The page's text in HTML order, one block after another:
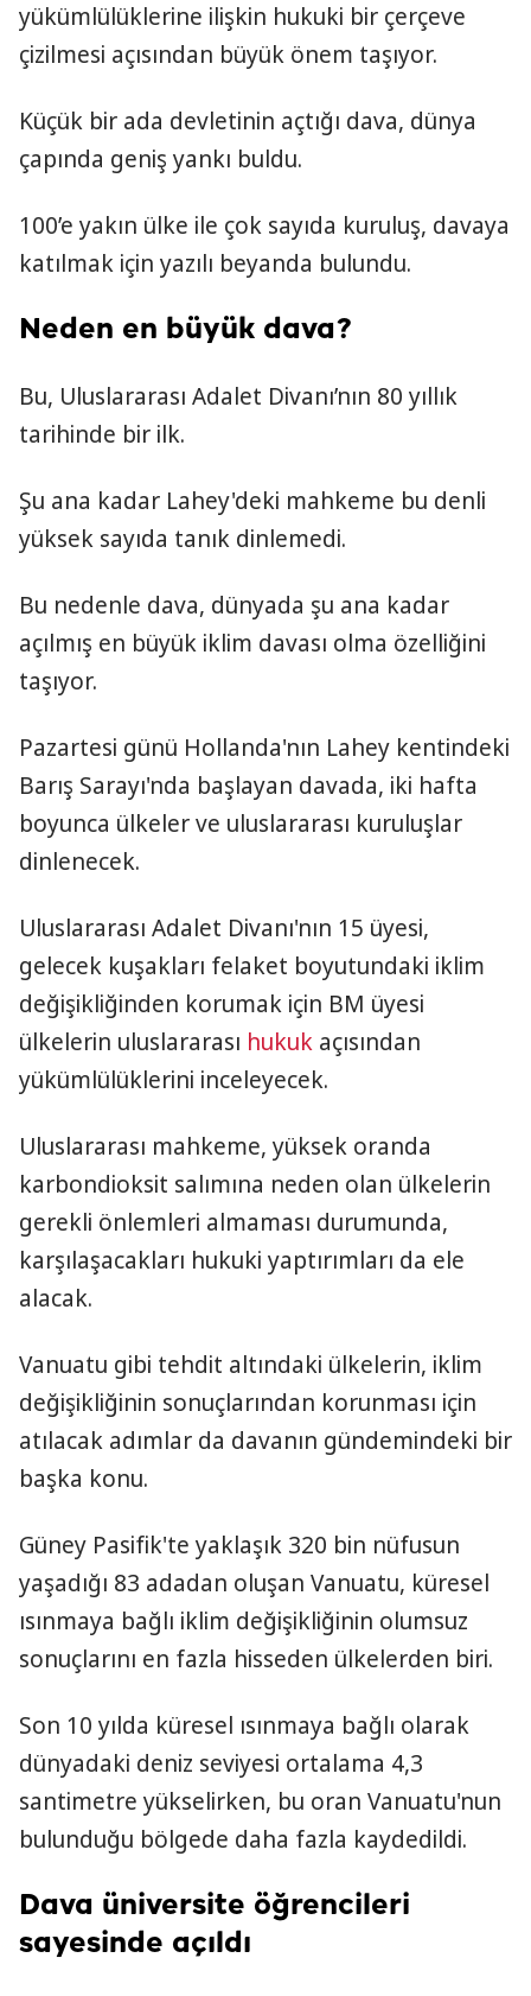
yükümlülüklerine ilişkin hukuki bir çerçeve
çizilmesi açısından büyük önem taşıyor.
Küçük bir ada devletinin açtığı dava, dünya
çapında geniş yankı buldu.
100’e yakın ülke ile çok sayıda kuruluş, davaya
katılmak için yazılı beyanda bulundu.
Neden en büyük dava?
Bu, Uluslararası Adalet Divanı’nın 80 yıllık
tarihinde bir ilk.
Şu ana kadar Lahey'deki mahkeme bu denli
yüksek sayıda tanık dinlemedi.
Bu nedenle dava, dünyada şu ana kadar
açılmış en büyük iklim davası olma özelliğini
taşıyor.
Pazartesi günü Hollanda'nın Lahey kentindeki
Barış Sarayı'nda başlayan davada, iki hafta
boyunca ülkeler ve uluslararası kuruluşlar
dinlenecek.
Uluslararası Adalet Divanı'nın 15 üyesi,
gelecek kuşakları felaket boyutundaki iklim
değişikliğinden korumak için BM üyesi
ülkelerin uluslararası hukuk açısından
yükümlülüklerini inceleyecek.
Uluslararası mahkeme, yüksek oranda
karbondioksit salımına neden olan ülkelerin
gerekli önlemleri almaması durumunda,
karşılaşacakları hukuki yaptırımları da ele
alacak.
Vanuatu gibi tehdit altındaki ülkelerin, iklim
değişikliğinin sonuçlarından korunması için
atılacak adımlar da davanın gündemindeki bir
başka konu.
Güney Pasifik'te yaklaşık 320 bin nüfusun
yaşadığı 83 adadan oluşan Vanuatu, küresel
ısınmaya bağlı iklim değişikliğinin olumsuz
sonuçlarını en fazla hisseden ülkelerden biri.
Son 10 yılda küresel ısınmaya bağlı olarak
dünyadaki deniz seviyesi ortalama 4,3
santimetre yükselirken, bu oran Vanuatu'nun
bulunduğu bölgede daha fazla kaydedildi.
Dava üniversite öğrencileri
sayesinde açıldı